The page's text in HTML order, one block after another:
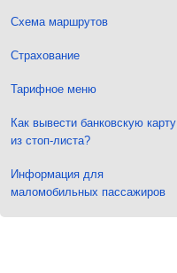
Схема маршрутов
Страхование
Тарифное меню
Как вывести банковскую карту
из стоп-листа?
Информация для
маломобильных пассажиров